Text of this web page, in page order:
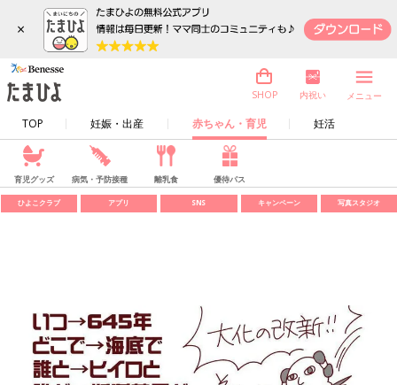
×
TOP 妊娠・出産 赤ちゃん・育児 妊活
SHOP 内祝い メニュー
育児グッズ 病気・予防接種 離乳食 優待パス
ひよこクラブ アプリ SNS キャンペーン 写真スタジオ